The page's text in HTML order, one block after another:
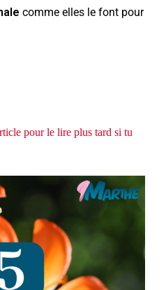
comme elles le font pour
pour le lire plus tard si tu